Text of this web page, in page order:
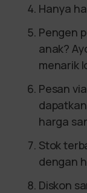
Hanya
Pengen
anak?
menarik
Pesan
harga
Stok
dengan
Diskon